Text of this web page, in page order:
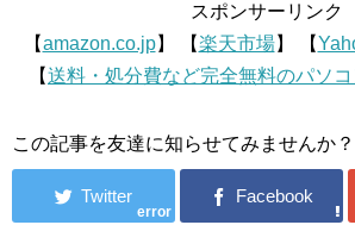
スポンサーリンク
【amazon.co.jp】 【楽天市場】 【
【送料・処分費など完全無料のパソ
この記事を友達に知らせてみませんか？
error